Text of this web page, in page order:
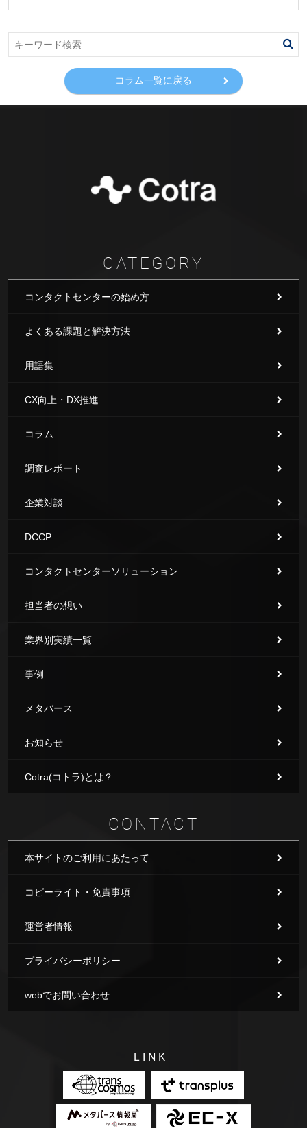
コラム一覧に戻る
CATEGORY
コンタクトセンターの始め方
よくある課題と解決方法
用語集
CX向上・DX推進
コラム
調査レポート
企業対談
DCCP
コンタクトセンターソリューション
担当者の想い
業界別実績一覧
事例
メタバース
お知らせ
Cotra(コトラ)とは？
CONTACT
本サイトのご利用にあたって
コピーライト・免責事項
運営者情報
プライバシーポリシー
webでお問い合わせ
LINK